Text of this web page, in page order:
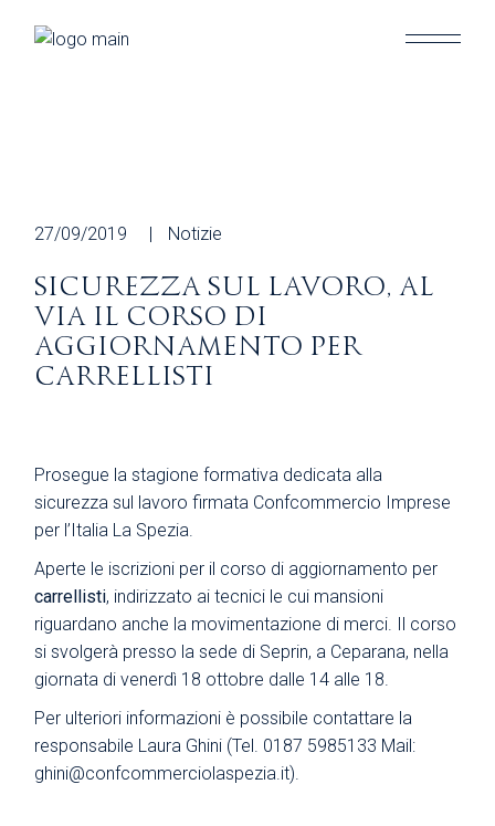
27/09/2019 Notizie
SICUREZZA SUL LAVORO, AL
VIA IL CORSO DI
AGGIORNAMENTO PER
CARRELLISTI
Prosegue la stagione formativa dedicata alla
sicurezza sul lavoro firmata Confcommercio Imprese
per l’Italia La Spezia.
Aperte le iscrizioni per il corso di aggiornamento per
carrellisti, indirizzato ai tecnici le cui mansioni
riguardano anche la movimentazione di merci. Il corso
si svolgerà presso la sede di Seprin, a Ceparana, nella
giornata di venerdì 18 ottobre dalle 14 alle 18.
Per ulteriori informazioni è possibile contattare la
responsabile Laura Ghini (Tel. 0187 5985133 Mail:
ghini@confcommerciolaspezia.it).